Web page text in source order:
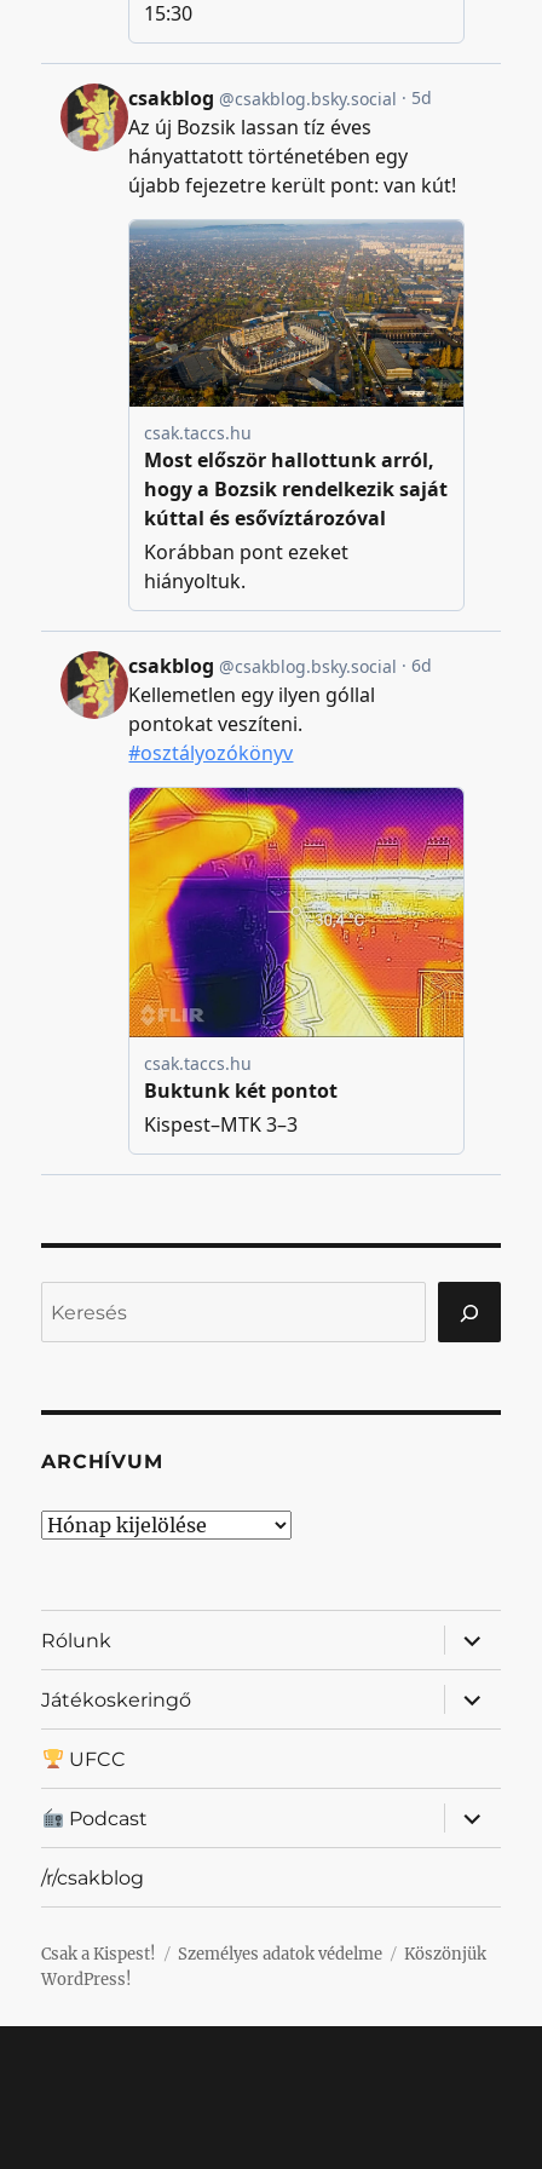
ARCHÍVUM
Archívum
Rólunk
almenü
Játékoskeringő
almenü
UFCC
Podcast
almenü
/r/csakblog
Csak a Kispest! Személyes adatok védelme
Köszönjük
WordPress!